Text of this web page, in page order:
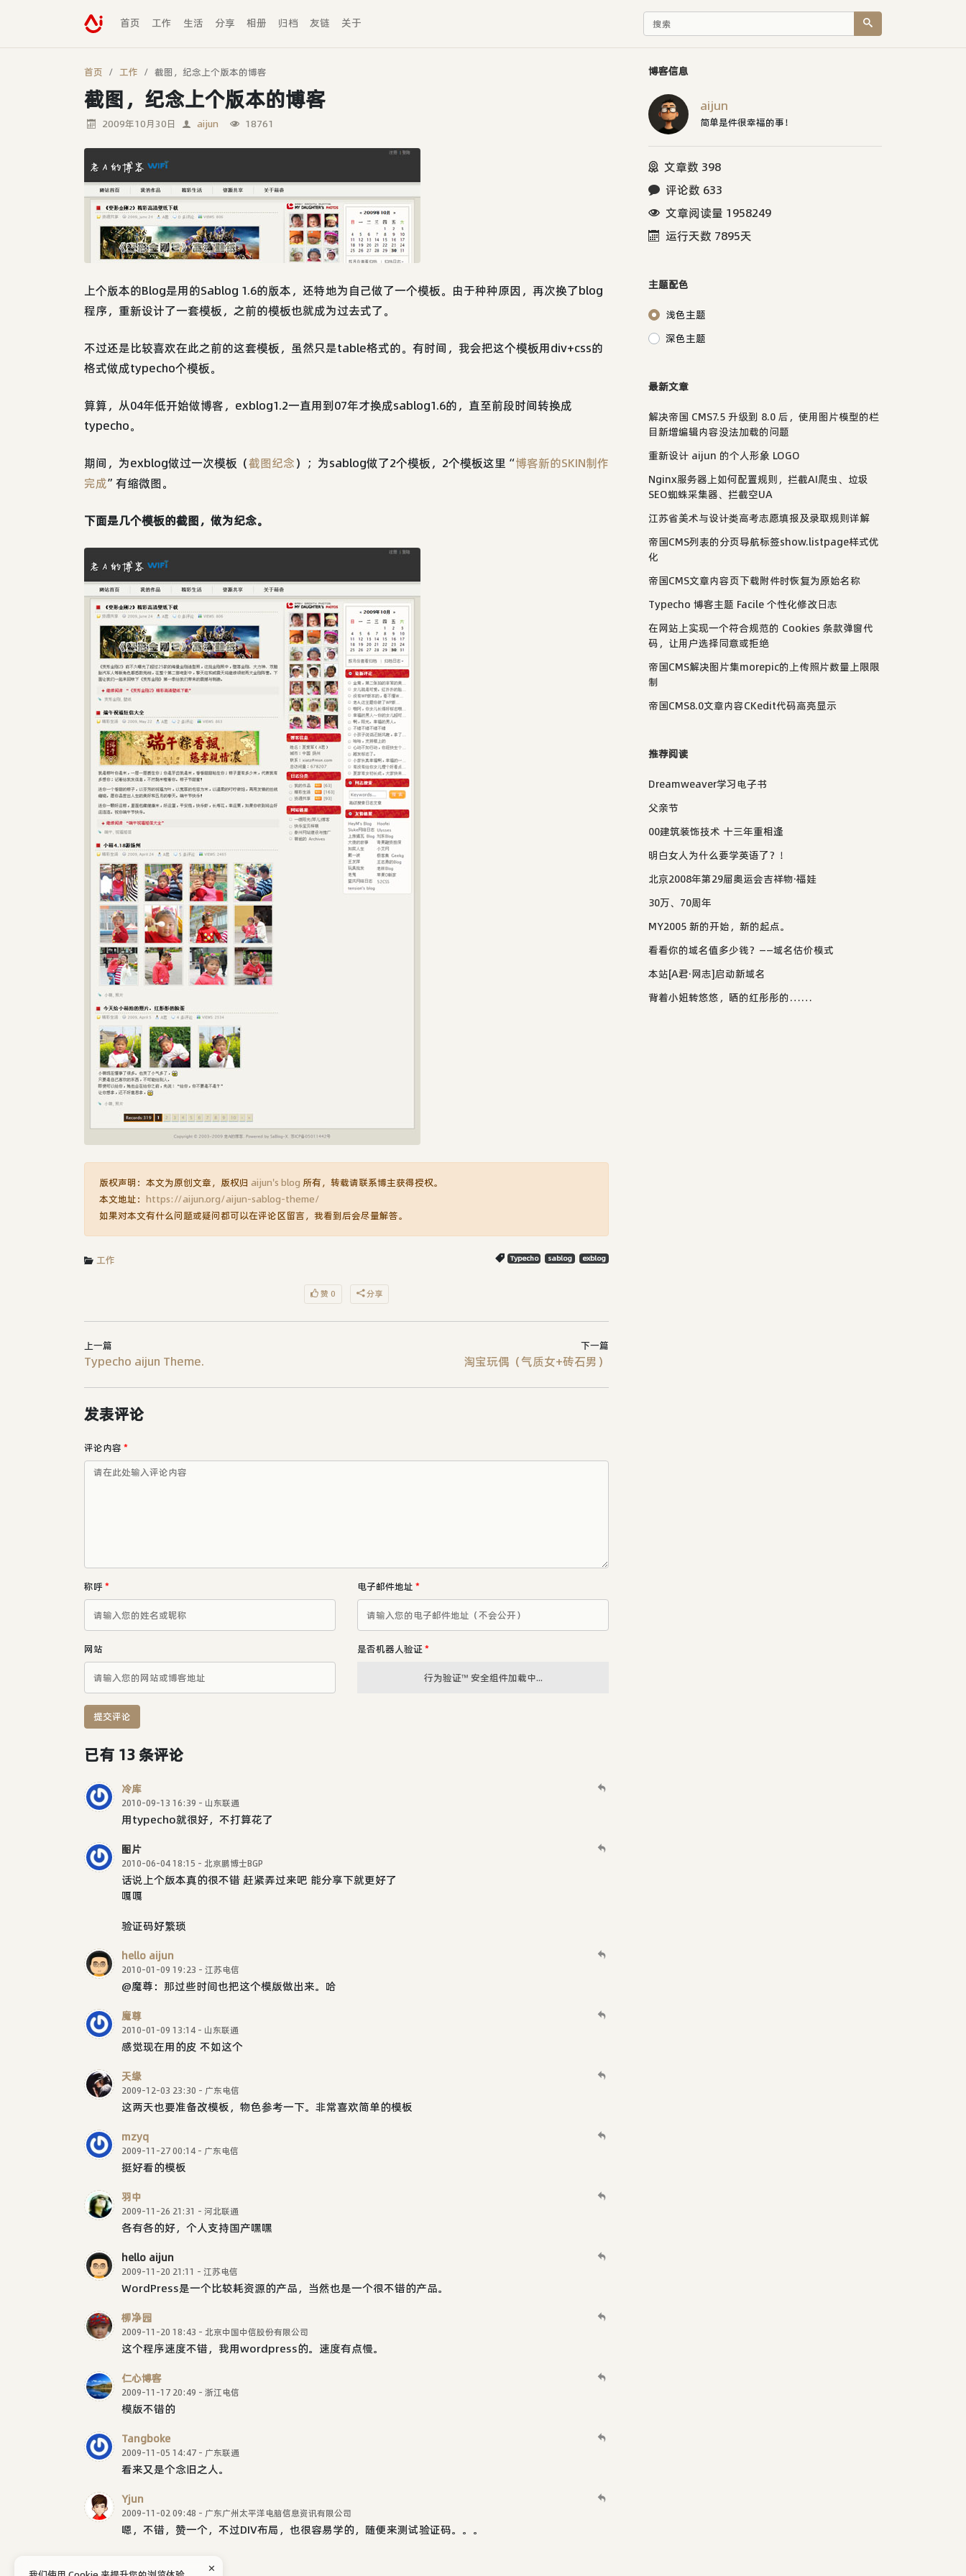
首页 工作 生活 分享 相册 归档 友链 关于
首页 工作 截图，纪念上个版本的博客
截图，纪念上个版本的博客
2009年10月30日 aijun 18761
上个版本的Blog是用的Sablog 1.6的版本，还特地为自己做了一个模板。由于种种原因，再次换了blog
程序，重新设计了一套模板，之前的模板也就成为过去式了。
不过还是比较喜欢在此之前的这套模板，虽然只是table格式的。有时间，我会把这个模板用div+css的
格式做成typecho个模板。
算算，从04年低开始做博客，exblog1.2一直用到07年才换成sablog1.6的，直至前段时间转换成
typecho。
期间，为exblog做过一次模板（截图纪念）；为sablog做了2个模板，2个模板这里“博客新的SKIN制作
完成”有缩微图。
下面是几个模板的截图，做为纪念。
版权声明：本文为原创文章，版权归 aijun's blog 所有，转载请联系博主获得授权。
本文地址： https://aijun.org/aijun-sablog-theme/
如果对本文有什么问题或疑问都可以在评论区留言，我看到后会尽量解答。
工作 Typecho sablog exblog
赞 0 分享
上一篇
Typecho aijun Theme.
下一篇
淘宝玩偶（气质女+砖石男）
发表评论
评论内容 *
称呼* 电子邮件地址 *
网站 是否机器人验证 *
行为验证™ 安全组件加载中...
提交评论
已有 13 条评论
冷库
2010-09-13 16:39 - 山东联通
用typecho就很好，不打算花了
图片
2010-06-04 18:15 - 北京鹏博士BGP
话说上个版本真的很不错 赶紧弄过来吧 能分享下就更好了
嘎嘎
验证码好繁琐
hello aijun
2010-01-09 19:23 - 江苏电信
@魔尊：那过些时间也把这个模版做出来。哈
魔尊
2010-01-09 13:14 - 山东联通
感觉现在用的皮 不如这个
天缘
2009-12-03 23:30 - 广东电信
这两天也要准备改模板，物色参考一下。非常喜欢简单的模板
mzyq
2009-11-27 00:14 - 广东电信
挺好看的模板
羽中
2009-11-26 21:31 - 河北联通
各有各的好，个人支持国产嘿嘿
hello aijun
2009-11-20 21:11 - 江苏电信
WordPress是一个比较耗资源的产品，当然也是一个很不错的产品。
柳净园
2009-11-20 18:43 - 北京中国中信股份有限公司
这个程序速度不错，我用wordpress的。速度有点慢。
仁心博客
2009-11-17 20:49 - 浙江电信
模版不错的
Tangboke
2009-11-05 14:47 - 广东联通
看来又是个念旧之人。
Yjun
2009-11-02 09:48 - 广东广州太平洋电脑信息资讯有限公司
嗯，不错，赞一个，不过DIV布局，也很容易学的，随便来测试验证码。。。
博客信息
aijun
简单是件很幸福的事！
文章数 398
评论数 633
文章阅读量 1958249
运行天数 7895天
主题配色
浅色主题
深色主题
最新文章
解决帝国 CMS7.5 升级到 8.0 后，使用图片模型的栏
目新增编辑内容没法加载的问题
重新设计 aijun 的个人形象 LOGO
Nginx服务器上如何配置规则，拦截AI爬虫、垃圾
SEO蜘蛛采集器、拦截空UA
江苏省美术与设计类高考志愿填报及录取规则详解
帝国CMS列表的分页导航标签show.listpage样式优
化
帝国CMS文章内容页下载附件时恢复为原始名称
Typecho 博客主题 Facile 个性化修改日志
在网站上实现一个符合规范的 Cookies 条款弹窗代
码，让用户选择同意或拒绝
帝国CMS解决图片集morepic的上传照片数量上限限
制
帝国CMS8.0文章内容CKedit代码高亮显示
推荐阅读
Dreamweaver学习电子书
父亲节
00建筑装饰技术 十三年重相逢
明白女人为什么要学英语了？！
北京2008年第29届奥运会吉祥物·福娃
30万、70周年
MY2005 新的开始，新的起点。
看看你的域名值多少钱？——域名估价模式
本站[A君·网志]启动新域名
背着小妞转悠悠，晒的红彤彤的……
✕